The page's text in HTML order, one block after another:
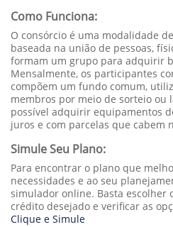
Como Funciona:
O consórcio é uma modalidade
baseada na união de pessoas,
formam um grupo para adquirir
Mensalmente, os participantes
compõem um fundo comum,
membros por meio de sorteio ou
possível adquirir equipamentos
juros e com parcelas que cabem
Simule Seu Plano:
Para encontrar o plano que
necessidades e ao seu
simulador online. Basta escolher
crédito desejado e verificar as
Clique e Simule